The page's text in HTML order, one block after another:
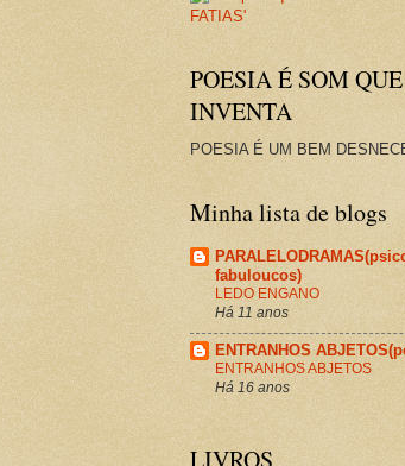
POESIA É SOM
INVENTA
POESIA É UM BEM
Minha lista de blogs
fabuloucos)
LEDO ENGANO
Há 11 anos
ENTRANHOS
ENTRANHOS ABJETOS
Há 16 anos
LIVROS